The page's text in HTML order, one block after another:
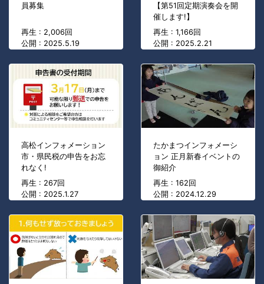
員募集
再生 : 2,006回
公開 : 2025.5.19
【第51回定期演奏会を開
催します!】
再生 : 1,166回
公開 : 2025.2.21
高松インフォメーション
市・県民税の申告をお忘
れなく!
再生 : 267回
公開 : 2025.1.27
たかまつインフォメーシ
ョン 正月新春イベントの
御紹介
再生 : 162回
公開 : 2024.12.29